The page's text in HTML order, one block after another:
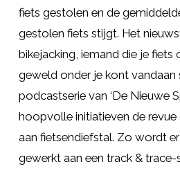
fiets gestolen en de
gestolen fiets stijgt. Het
bikejacking, iemand die je fiets
geweld onder je kont vandaan
podcastserie van ‘De Nieuwe
hoopvolle initiatieven de
aan fietsendiefstal. Zo wordt
gewerkt aan een track &